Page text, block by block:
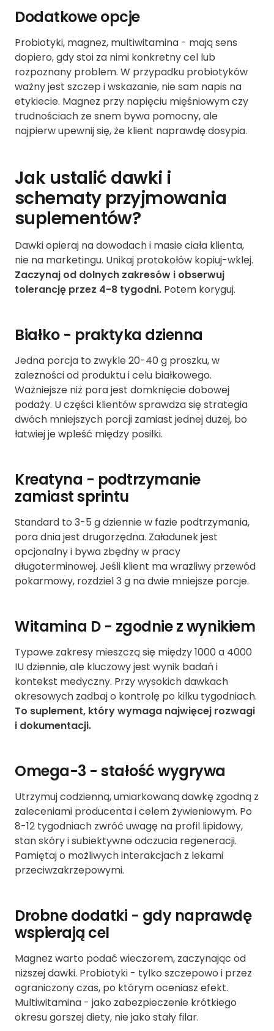
Dodatkowe opcje
Probiotyki, magnez, multiwitamina - mają sens
dopiero, gdy stoi za nimi konkretny cel lub
rozpoznany problem. W przypadku probiotyków
ważny jest szczep i wskazanie, nie sam napis na
etykiecie. Magnez przy napięciu mięśniowym czy
trudnościach ze snem bywa pomocny, ale
najpierw upewnij się, że klient naprawdę dosypia.
Jak ustalić dawki i
schematy przyjmowania
suplementów?
Dawki opieraj na dowodach i masie ciała klienta,
nie na marketingu. Unikaj protokołów kopiuj-wklej.
Zaczynaj od dolnych zakresów i obserwuj
tolerancję przez 4-8 tygodni. Potem koryguj.
Białko - praktyka dzienna
Jedna porcja to zwykle 20-40 g proszku, w
zależności od produktu i celu białkowego.
Ważniejsze niż pora jest domknięcie dobowej
podaży. U części klientów sprawdza się strategia
dwóch mniejszych porcji zamiast jednej dużej, bo
łatwiej je wpleść między posiłki.
Kreatyna - podtrzymanie
zamiast sprintu
Standard to 3-5 g dziennie w fazie podtrzymania,
pora dnia jest drugorzędna. Załadunek jest
opcjonalny i bywa zbędny w pracy
długoterminowej. Jeśli klient ma wrażliwy przewód
pokarmowy, rozdziel 3 g na dwie mniejsze porcje.
Witamina D - zgodnie z wynikiem
Typowe zakresy mieszczą się między 1000 a 4000
IU dziennie, ale kluczowy jest wynik badań i
kontekst medyczny. Przy wysokich dawkach
okresowych zadbaj o kontrolę po kilku tygodniach.
To suplement, który wymaga najwięcej rozwagi
i dokumentacji.
Omega-3 - stałość wygrywa
Utrzymuj codzienną, umiarkowaną dawkę zgodną z
zaleceniami producenta i celem żywieniowym. Po
8-12 tygodniach zwróć uwagę na profil lipidowy,
stan skóry i subiektywne odczucia regeneracji.
Pamiętaj o możliwych interakcjach z lekami
przeciwzakrzepowymi.
Drobne dodatki - gdy naprawdę
wspierają cel
Magnez warto podać wieczorem, zaczynając od
niższej dawki. Probiotyki - tylko szczepowo i przez
ograniczony czas, po którym oceniasz efekt.
Multiwitamina - jako zabezpieczenie krótkiego
okresu gorszej diety, nie jako stały filar.